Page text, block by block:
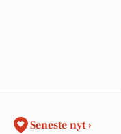
Seneste nyt ›